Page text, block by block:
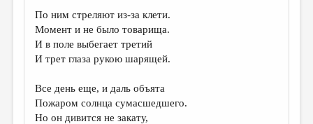
По ним стреляют из-за клети.
Момент и не было товарища.
И в поле выбегает третий
И трет глаза рукою шарящей.
Все день еще, и даль объята
Пожаром солнца сумасшедшего.
Но он дивится не закату,